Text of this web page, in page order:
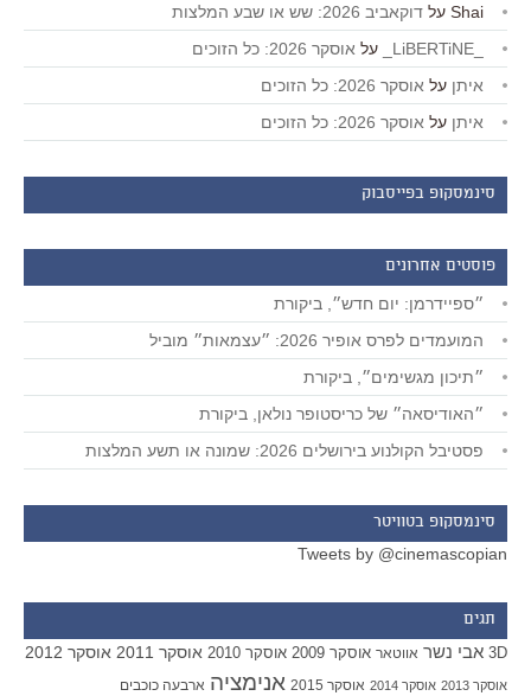
Shai על דוקאביב 2026: שש או שבע המלצות
על אוסקר 2026: כל הזוכים
איתן על אוסקר 2026: כל הזוכים
איתן על אוסקר 2026: כל הזוכים
סינמסקופ בפייסבוק
פוסטים אחרונים
״ספיידרמן: יום חדש״, ביקורת
המועמדים לפרס אופיר 2026: ״עצמאות״ מוביל
״תיכון מגשימים״, ביקורת
״האודיסאה״ של כריסטופר נולאן, ביקורת
פסטיבל הקולנוע בירושלים 2026: שמונה או תשע המלצות
סינמסקופ בטוויטר
Tweets by @cinemascopian
תגים
3D אבי נשר אווטאר אוסקר 2009 אוסקר 2010 אוסקר 2011 אוסקר 2012
אוסקר 2013 אוסקר 2014 אוסקר 2015 אנימציה ארבעה כוכבים